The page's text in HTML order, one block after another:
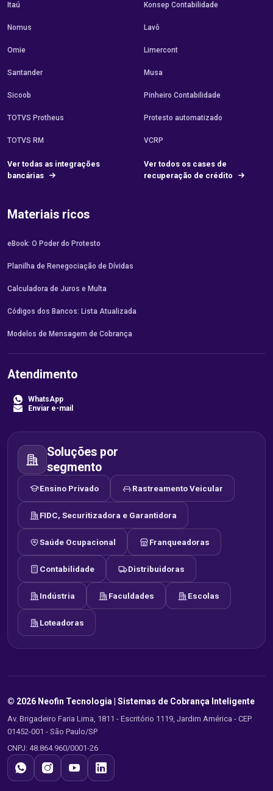
Itaú
Nomus
Omie
Santander
Sicoob
TOTVS Protheus
TOTVS RM
Ver todas as integrações
bancárias
Konsep Contabilidade
Lavô
Limercont
Musa
Pinheiro Contabilidade
Protesto automatizado
VCRP
Ver todos os cases de
recuperação de crédito
Materiais ricos
eBook: O Poder do Protesto
Planilha de Renegociação de Dívidas
Calculadora de Juros e Multa
Códigos dos Bancos: Lista Atualizada
Modelos de Mensagem de Cobrança
Atendimento
WhatsApp
Enviar e-mail
Soluções por
segmento
Ensino Privado Rastreamento Veicular
FIDC, Securitizadora e Garantidora
Saúde Ocupacional Franqueadoras
Contabilidade Distribuidoras
Indústria Faculdades Escolas
Loteadoras
© 2026 Neofin Tecnologia | Sistemas de Cobrança Inteligente
Av. Brigadeiro Faria Lima, 1811 - Escritório 1119, Jardim América - CEP
01452-001 - São Paulo/SP
CNPJ: 48.864.960/0001-26